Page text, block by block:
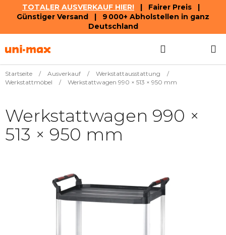
TOTALER AUSVERKAUF HIER! | Fairer Preis |
Günstiger Versand | 9 000+ Abholstellen in ganz
Deutschland
Inhalt
Startseite / Ausverkauf / Werkstattausstattung
/
Werkstattmöbel
/ Werkstattwagen 990 × 513 × 950 mm
Werkstattwagen 990 ×
513 × 950 mm